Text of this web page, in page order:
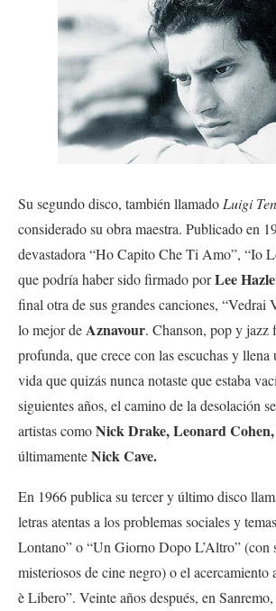
Su segundo disco, también llamado Luigi
considerado su obra maestra. Publicado en
devastadora “Ho Capito Che Ti Amo”, “Io
que podría haber sido firmado porLee
final otra de sus grandes canciones, “Vedrai
lo mejor deAznavour. Chanson, pop y jazz
profunda, que crece con las escuchas y llena
vida que quizás nunca notaste que estaba
siguientes años, el camino de la desolación
artistas comoNick Drake, Leonard
últimamenteNick Cave.
En 1966 publica su tercer y último disco
letras atentas a los problemas sociales y
Lontano” o “Un Giorno Dopo L’Altro” (con
misteriosos de cine negro) o el acercamiento
è Libero”. Veinte años después, en Sanremo,